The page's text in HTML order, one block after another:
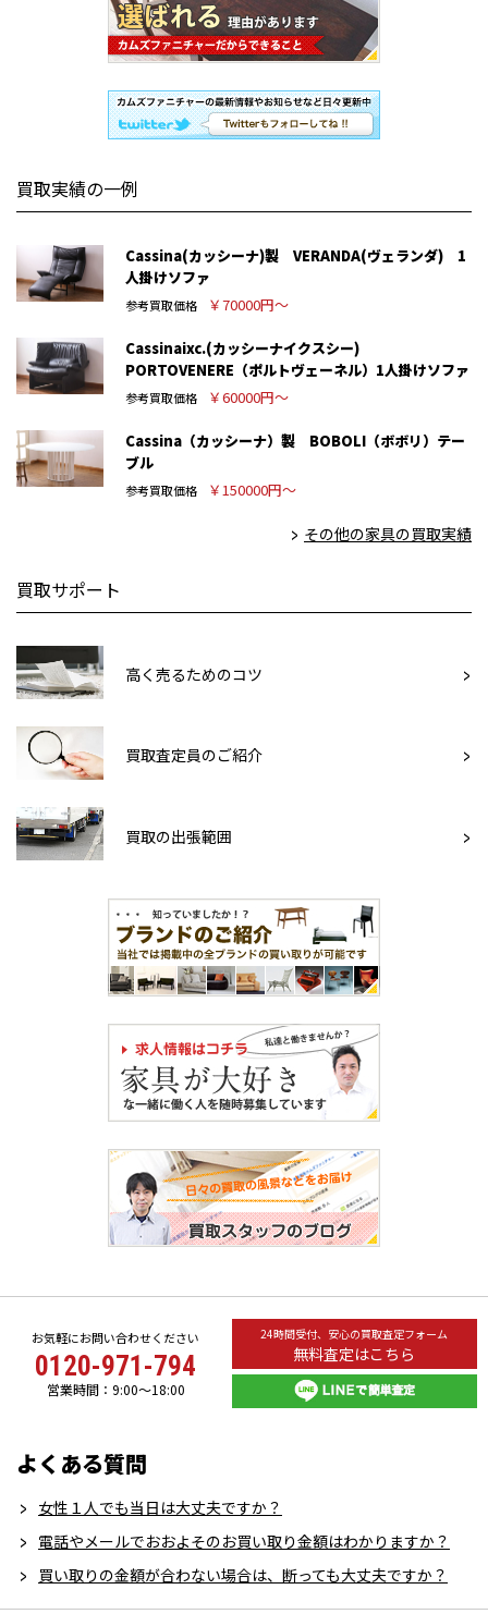
買取実績の一例
Cassina(カッシーナ)製 VERANDA(ヴェランダ) 1
人掛けソファ
参考買取価格 ￥70000円～
Cassinaixc.(カッシーナイクスシー)
PORTOVENERE（ポルトヴェーネル）1人掛けソファ
参考買取価格 ￥60000円～
Cassina（カッシーナ）製 BOBOLI（ボボリ）テー
ブル
参考買取価格 ￥150000円～
その他の家具の買取実績
買取サポート
高く売るためのコツ
買取査定員のご紹介
買取の出張範囲
お気軽にお問い合わせください
0120-971-794
営業時間：9:00～18:00
24時間受付、安心の買取査定フォーム
無料査定はこちら
よくある質問
女性１人でも当日は大丈夫ですか？
電話やメールでおおよそのお買い取り金額はわかりますか？
買い取りの金額が合わない場合は、断っても大丈夫ですか？